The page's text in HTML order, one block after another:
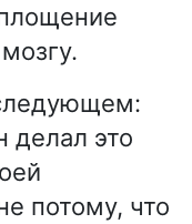
делал это
потому, что